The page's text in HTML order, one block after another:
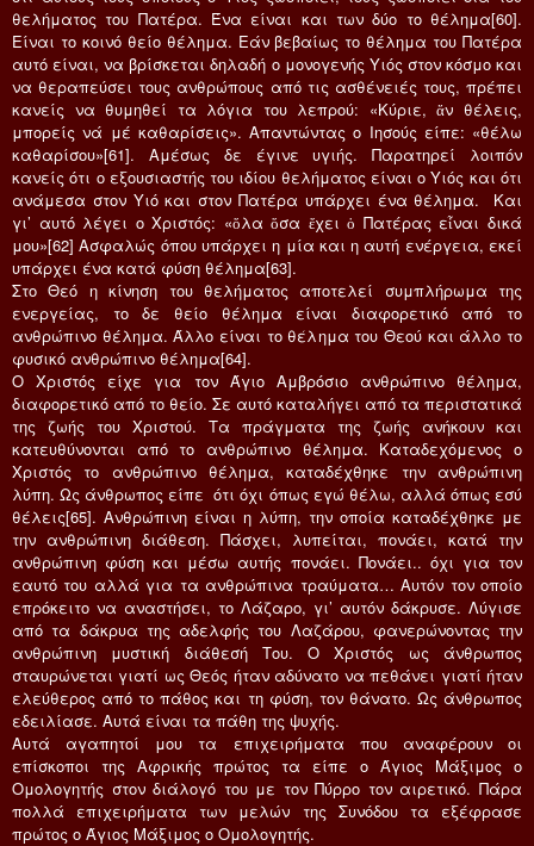
θελήματος του Πατέρα. Ένα είναι και των δύο το θέλημα[60].
Είναι το κοινό θείο θέλημα. Εάν βεβαίως το θέλημα του Πατέρα
αυτό είναι, να βρίσκεται δηλαδή ο μονογενής Υιός στον κόσμο και
να θεραπεύσει τους ανθρώπους από τις ασθένειές τους, πρέπει
κανείς να θυμηθεί τα λόγια του λεπρού: «Κύριε, ἄν θέλεις,
μπορείς νά μέ καθαρίσεις». Απαντώντας ο Ιησούς είπε: «θέλω
καθαρίσου»[61]. Αμέσως δε έγινε υγιής. Παρατηρεί λοιπόν
κανείς ότι ο εξουσιαστής του ιδίου θελήματος είναι ο Υιός και ότι
ανάμεσα στον Υιό και στον Πατέρα υπάρχει ένα θέλημα. Και
γι’ αυτό λέγει ο Χριστός: «ὅλα ὅσα ἔχει ὁ Πατέρας εἶναι δικά
μου»[62] Ασφαλώς όπου υπάρχει η μία και η αυτή ενέργεια, εκεί
υπάρχει ένα κατά φύση θέλημα[63].
Στο Θεό η κίνηση του θελήματος αποτελεί συμπλήρωμα της
ενεργείας, το δε θείο θέλημα είναι διαφορετικό από το
ανθρώπινο θέλημα. Άλλο είναι το θέλημα του Θεού και άλλο το
φυσικό ανθρώπινο θέλημα[64].
Ο Χριστός είχε για τον Άγιο Αμβρόσιο ανθρώπινο θέλημα,
διαφορετικό από το θείο. Σε αυτό καταλήγει από τα περιστατικά
της ζωής του Χριστού. Τα πράγματα της ζωής ανήκουν και
κατευθύνονται από το ανθρώπινο θέλημα. Καταδεχόμενος ο
Χριστός το ανθρώπινο θέλημα, καταδέχθηκε την ανθρώπινη
λύπη. Ως άνθρωπος είπε ότι όχι όπως εγώ θέλω, αλλά όπως εσύ
θέλεις[65]. Ανθρώπινη είναι η λύπη, την οποία καταδέχθηκε με
την ανθρώπινη διάθεση. Πάσχει, λυπείται, πονάει, κατά την
ανθρώπινη φύση και μέσω αυτής πονάει. Πονάει.. όχι για τον
εαυτό του αλλά για τα ανθρώπινα τραύματα… Αυτόν τον οποίο
επρόκειτο να αναστήσει, το Λάζαρο, γι’ αυτόν δάκρυσε. Λύγισε
από τα δάκρυα της αδελφής του Λαζάρου, φανερώνοντας την
ανθρώπινη μυστική διάθεσή Του. Ο Χριστός ως άνθρωπος
σταυρώνεται γιατί ως Θεός ήταν αδύνατο να πεθάνει γιατί ήταν
ελεύθερος από το πάθος και τη φύση, τον θάνατο. Ως άνθρωπος
εδειλίασε. Αυτά είναι τα πάθη της ψυχής.
Αυτά αγαπητοί μου τα επιχειρήματα που αναφέρουν οι
επίσκοποι της Αφρικής πρώτος τα είπε ο Άγιος Μάξιμος ο
Ομολογητής στον διάλογό του με τον Πύρρο τον αιρετικό. Πάρα
πολλά επιχειρήματα των μελών της Συνόδου τα εξέφρασε
πρώτος ο Άγιος Μάξιμος ο Ομολογητής.